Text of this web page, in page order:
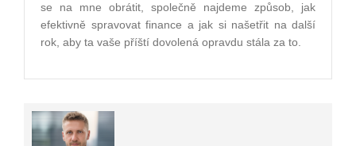
se na mne obrátit, společně najdeme způsob, jak
efektivně spravovat finance a jak si našetřit na další
rok, aby ta vaše příští dovolená opravdu stála za to.